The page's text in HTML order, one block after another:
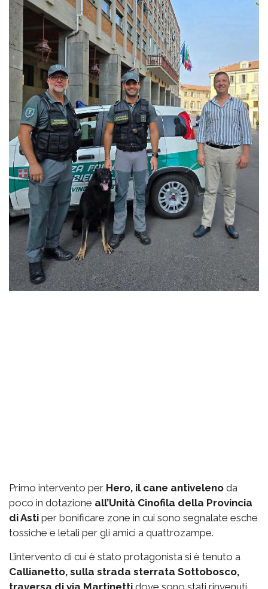
Primo intervento per Hero, il cane antiveleno da
poco in dotazione all’Unità Cinofila della Provincia
di Asti per bonificare zone in cui sono segnalate esche
tossiche e letali per gli amici a quattrozampe.
L’intervento di cui è stato protagonista si è tenuto a
Callianetto, sulla strada sterrata Sottobosco,
traversa di via Martinetti dove sono stati rinvenuti